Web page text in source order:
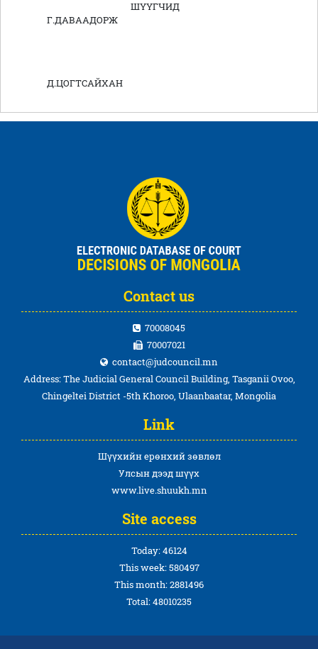
ШҮҮГЧИД
Г.ДАВААДОРЖ
Д.ЦОГТСАЙХАН
Contact us
70008045
70007021
contact@judcouncil.mn
Address: The Judicial General Council Building, Tasganii Ovoo,
Chingeltei District -5th Khoroo, Ulaanbaatar, Mongolia
Link
Шүүхийн ерөнхий зөвлөл
Улсын дээд шүүх
www.live.shuukh.mn
Site access
Today: 46124
This week: 580497
This month: 2881496
Total: 48010235